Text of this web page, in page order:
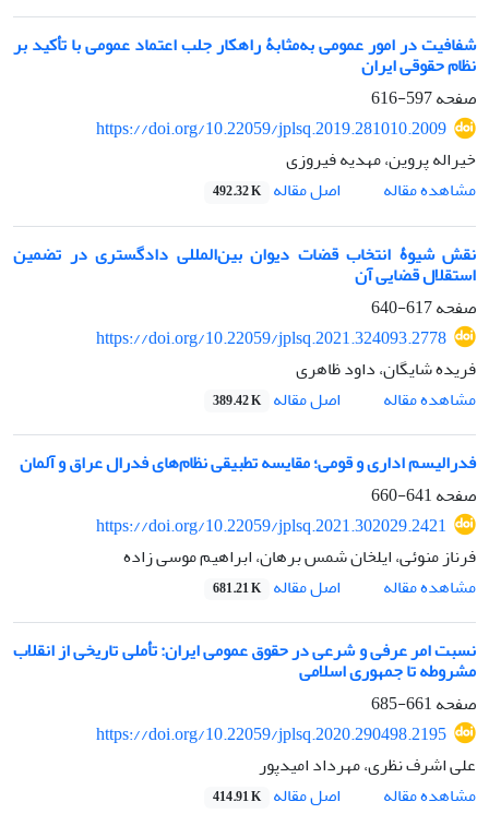
شفافیت در امور عمومی به‌مثابۀ راهکار جلب اعتماد عمومی با تأکید بر
نظام حقوقی ایران
صفحه597-616
https://doi.org/10.22059/jplsq.2019.281010.2009
خیراله پروین، مهدیه فیروزی
مشاهده مقاله
اصل مقاله 492.32 K
نقش شیوۀ انتخاب قضات دیوان بین‌المللی دادگستری در تضمین
استقلال قضایی آن
صفحه617-640
https://doi.org/10.22059/jplsq.2021.324093.2778
فریده شایگان، داود ظاهری
مشاهده مقاله
اصل مقاله 389.42 K
فدرالیسم اداری و قومی؛ مقایسه تطبیقی نظام‌های فدرال عراق و آلمان
صفحه641-660
https://doi.org/10.22059/jplsq.2021.302029.2421
فرناز منوئی، ایلخان شمس برهان، ابراهیم موسی زاده
مشاهده مقاله
اصل مقاله 681.21 K
نسبت امر عرفی و شرعی در حقوق عمومی ایران: تأملی تاریخی از انقلاب
مشروطه تا جمهوری اسلامی
صفحه661-685
https://doi.org/10.22059/jplsq.2020.290498.2195
علی اشرف نظری، مهرداد امیدپور
مشاهده مقاله
اصل مقاله 414.91 K